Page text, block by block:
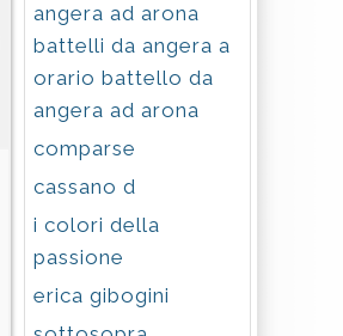
angera ad arona
battelli da angera a
orario battello da
angera ad arona
comparse
cassano d
i colori della
passione
erica gibogini